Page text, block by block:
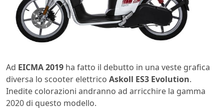
Ad EICMA 2019 ha fatto il debutto in una veste grafica
diversa lo scooter elettrico Askoll ES3 Evolution.
Inedite colorazioni andranno ad arricchire la gamma
2020 di questo modello.